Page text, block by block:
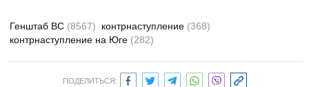
Генштаб ВС (8567) контрнаступление (368)
контрнаступление на Юге (282)
ПОДЕЛИТЬСЯ: